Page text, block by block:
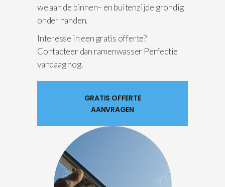
we aan de binnen– en buitenzijde grondig
onder handen.
Interesse in een gratis offerte?
Contacteer dan ramenwasser Perfectie
vandaag nog.
GRATIS OFFERTE
AANVRAGEN